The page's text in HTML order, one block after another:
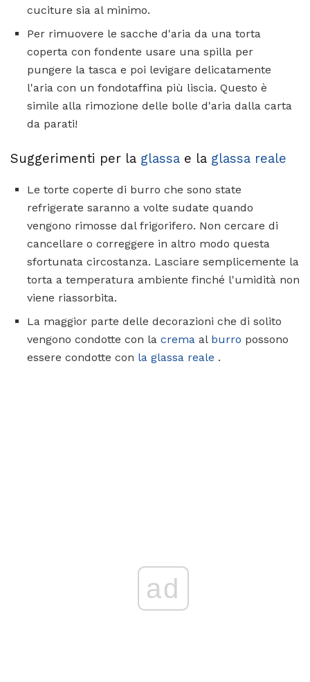
cuciture sia al minimo.
Per rimuovere le sacche d'aria da una torta
coperta con fondente usare una spilla per
pungere la tasca e poi levigare delicatamente
l'aria con un fondotaffina più liscia. Questo è
simile alla rimozione delle bolle d'aria dalla carta
da parati!
Suggerimenti per la glassa e la glassa reale
Le torte coperte di burro che sono state
refrigerate saranno a volte sudate quando
vengono rimosse dal frigorifero. Non cercare di
cancellare o correggere in altro modo questa
sfortunata circostanza. Lasciare semplicemente la
torta a temperatura ambiente finché l'umidità non
viene riassorbita.
La maggior parte delle decorazioni che di solito
vengono condotte con la crema al burro possono
essere condotte con la glassa reale .
ad